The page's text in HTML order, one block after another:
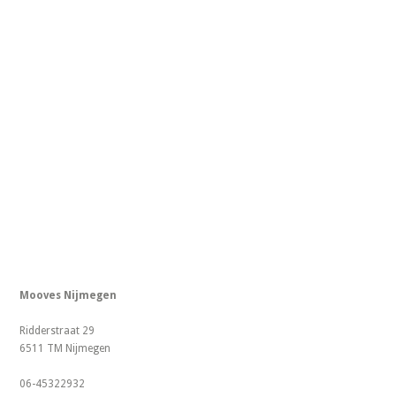
Mooves Nijmegen
Ridderstraat 29
6511 TM Nijmegen
06-45322932